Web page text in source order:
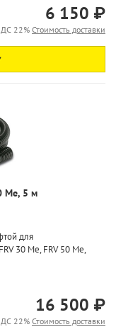
6 150 ₽
22% Стоимость доставки
Me, 5 м
для
30 Me, FRV 50 Me,
16 500 ₽
22% Стоимость доставки